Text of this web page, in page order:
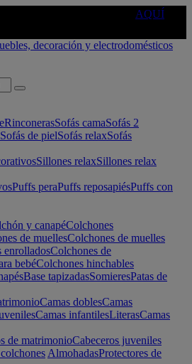
AQUÍ
RinconerasSofás camaSofás 2
Sofás de pielSofás relaxSofás
Sillones relaxSillones relax
Puffs peraPuffs reposapiésPuffs con
y canapéColchones
de muellesColchones de muelles
enrolladosColchones de
bebéColchones hinchables
Base tapizadasSomieresPatas de
Camas doblesCamas
Camas infantilesLiterasCamas
de matrimonioCabeceros juveniles
AlmohadasProtectores de